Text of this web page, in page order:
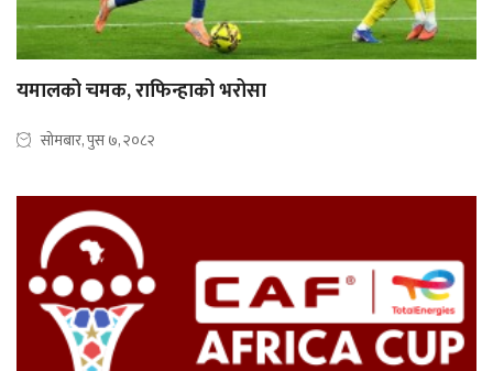
यमालको चमक, राफिन्हाको भरोसा
सोमबार, पुस ७, २०८२